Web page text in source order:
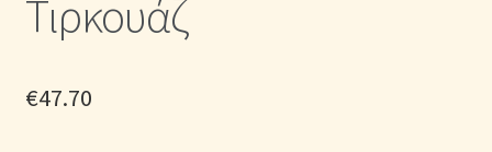
Μονόχρωμες Παπλωματοθήκες
Τιρκουάζ
€47.70